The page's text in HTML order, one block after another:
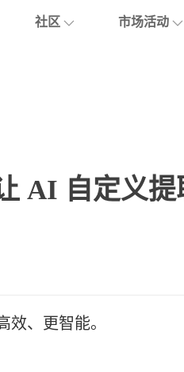
社区 市场活动
数创学院
AI 自定义
、更智能。